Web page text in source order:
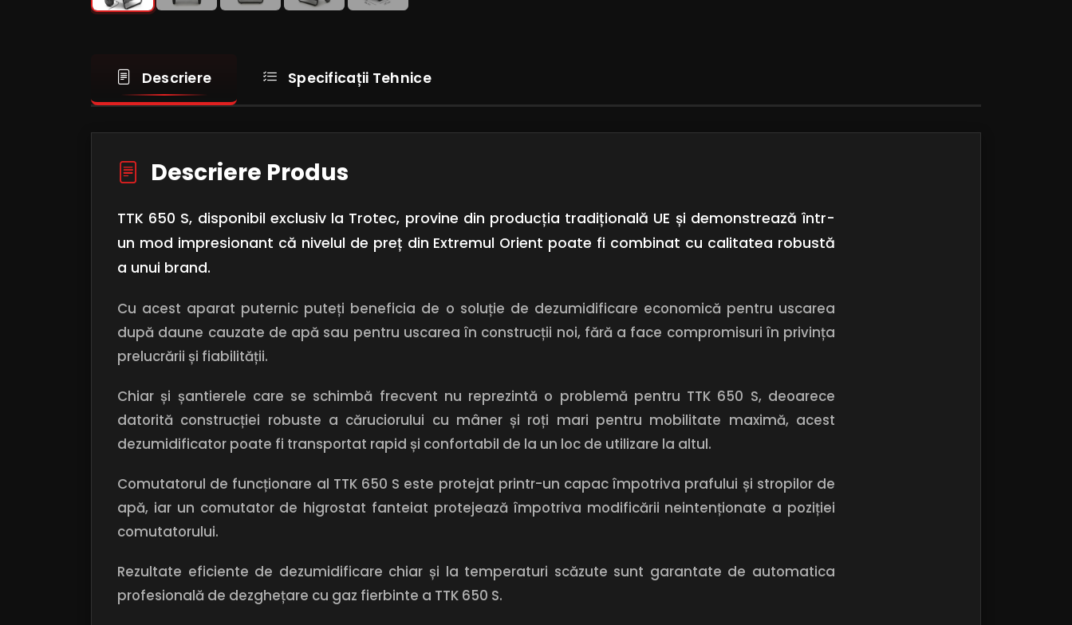
Descriere Specificații Tehnice
Descriere Produs
TTK 650 S, disponibil exclusiv la Trotec, provine din producția tradițională UE și demonstrează într-
un mod impresionant că nivelul de preț din Extremul Orient poate fi combinat cu calitatea robustă
a unui brand.
Cu acest aparat puternic puteți beneficia de o soluție de dezumidificare economică pentru uscarea
după daune cauzate de apă sau pentru uscarea în construcții noi, fără a face compromisuri în privința
prelucrării și fiabilității.
Chiar și șantierele care se schimbă frecvent nu reprezintă o problemă pentru TTK 650 S, deoarece
datorită construcției robuste a căruciorului cu mâner și roți mari pentru mobilitate maximă, acest
dezumidificator poate fi transportat rapid și confortabil de la un loc de utilizare la altul.
Comutatorul de funcționare al TTK 650 S este protejat printr-un capac împotriva prafului și stropilor de
apă, iar un comutator de higrostat fanteiat protejează împotriva modificării neintenționate a poziției
comutatorului.
Rezultate eficiente de dezumidificare chiar și la temperaturi scăzute sunt garantate de automatica
profesională de dezghețare cu gaz fierbinte a TTK 650 S.